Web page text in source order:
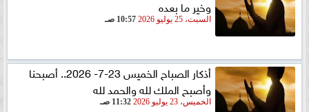
وخير ما بعده
السبت، 25 يوليو 2026 10:57 صـ
أذكار الصباح الخميس 23-7- 2026.. أصبحنا
وأصبح الملك لله والحمد لله
الخميس، 23 يوليو 2026 11:32 صـ